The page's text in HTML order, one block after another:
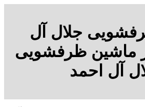
جلال آل
ماشین ظرفشویی
آل احمد